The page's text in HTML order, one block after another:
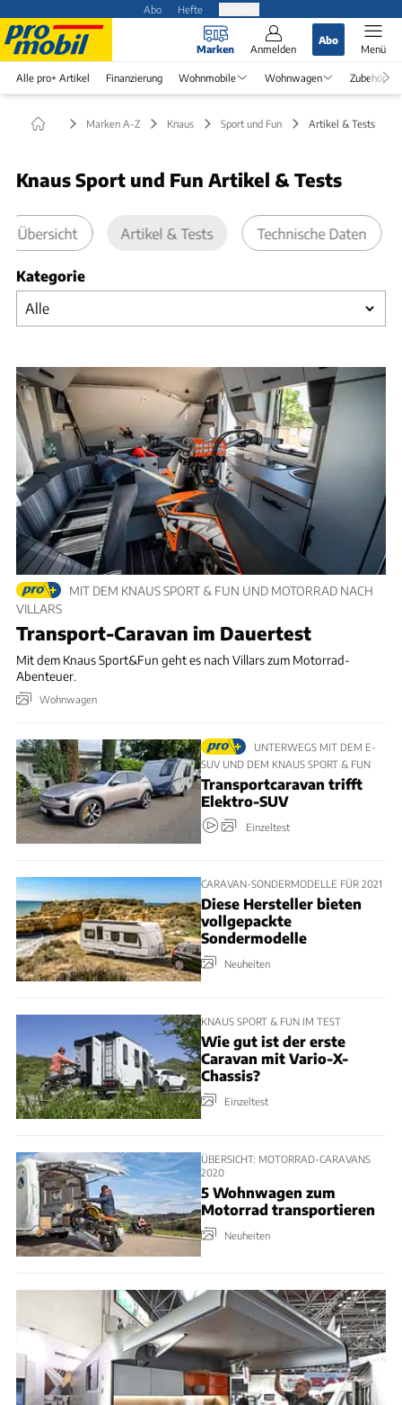
Abo Hefte
Marken Anmelden
Abo
Menü
Alle pro+ Artikel Finanzierung Wohnmobile Wohnwagen Zubehör
Marken A-Z Knaus Sport und Fun Artikel & Tests
Knaus Sport und Fun Artikel & Tests
Übersicht Artikel & Tests Technische Daten
Kategorie
MIT DEM KNAUS SPORT & FUN UND MOTORRAD NACH
VILLARS
Transport-Caravan im Dauertest
Mit dem Knaus Sport&Fun geht es nach Villars zum Motorrad-
Abenteuer.
Wohnwagen
UNTERWEGS MIT DEM E-
SUV UND DEM KNAUS SPORT & FUN
Transportcaravan trifft
Elektro-SUV
Einzeltest
CARAVAN-SONDERMODELLE FÜR 2021
Diese Hersteller bieten
vollgepackte
Sondermodelle
Neuheiten
KNAUS SPORT & FUN IM TEST
Wie gut ist der erste
Caravan mit Vario-X-
Chassis?
Einzeltest
ÜBERSICHT: MOTORRAD-CARAVANS
2020
5 Wohnwagen zum
Motorrad transportieren
Neuheiten